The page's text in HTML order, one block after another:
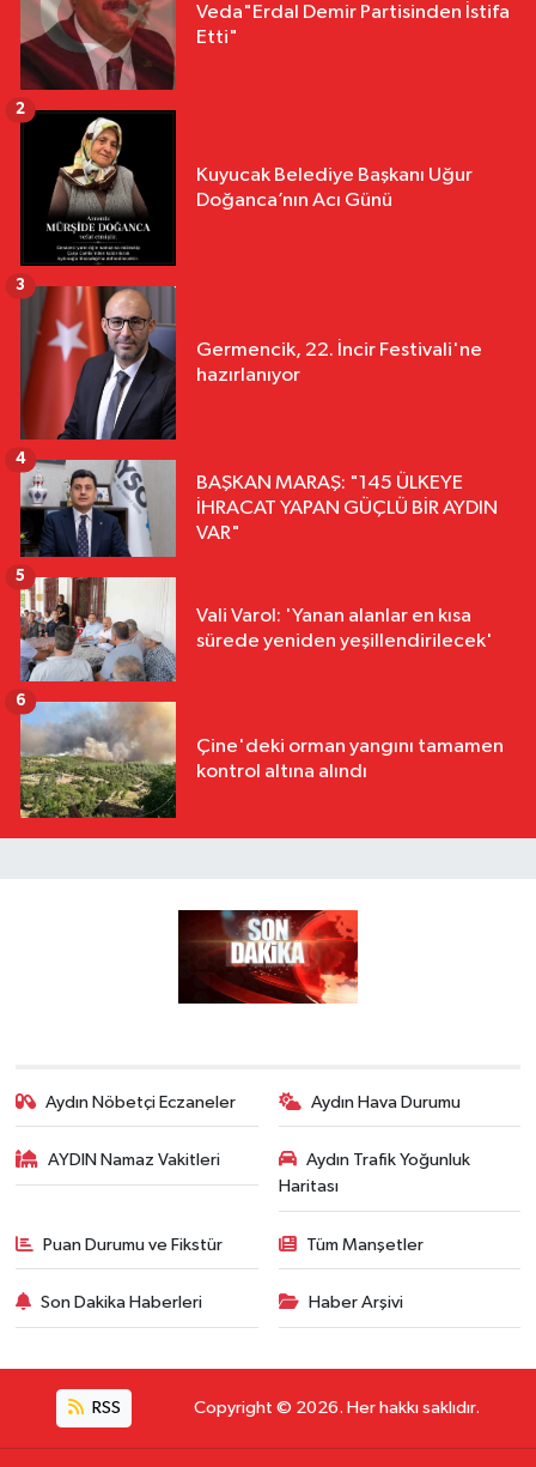
Veda"Erdal Demir Partisinden İstifa
Etti"
Kuyucak Belediye Başkanı Uğur
Doğanca’nın Acı Günü
2
Germencik, 22. İncir Festivali'ne
hazırlanıyor
3
BAŞKAN MARAŞ: "145 ÜLKEYE
İHRACAT YAPAN GÜÇLÜ BİR AYDIN
VAR"
4
Vali Varol: 'Yanan alanlar en kısa
sürede yeniden yeşillendirilecek'
5
Çine'deki orman yangını tamamen
kontrol altına alındı
6
Aydın Nöbetçi Eczaneler Aydın Hava Durumu
AYDIN Namaz Vakitleri
Aydın Trafik Yoğunluk
Haritası
Puan Durumu ve Fikstür Tüm Manşetler
Son Dakika Haberleri Haber Arşivi
RSS Copyright © 2026. Her hakkı saklıdır.